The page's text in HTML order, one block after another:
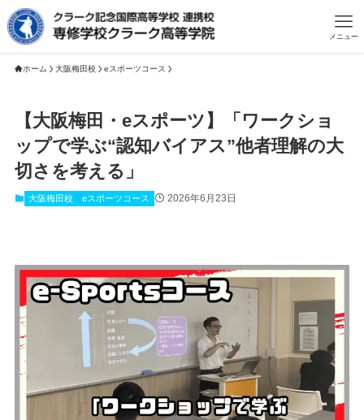
メニュー
ホーム 大阪梅田校 eスポーツコース
【大阪梅田・eスポーツ】「ワークショ
ップで学ぶ“認知バイアス”他者理解の大
切さを考える」
大阪梅田校 eスポーツコース 2026年6月23日